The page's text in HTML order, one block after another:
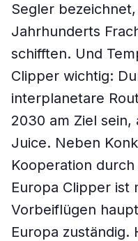
Segler
Jahrhunderts
schifften. Und
Clipper wichtig:
interplanetare
2030 am Ziel sein,
Juice. Neben
Kooperation
Europa Clipper ist
Vorbeiflügen
Europa zuständig.